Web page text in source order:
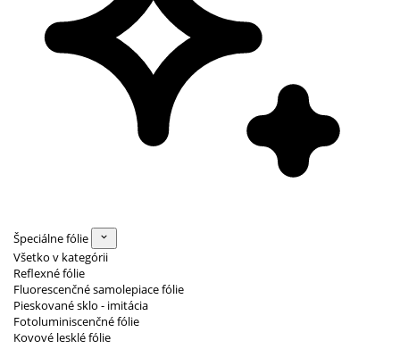
Špeciálne fólie
Všetko v kategórii
Reflexné fólie
Fluorescenčné samolepiace fólie
Pieskované sklo - imitácia
Fotoluminiscenčné fólie
Kovové lesklé fólie